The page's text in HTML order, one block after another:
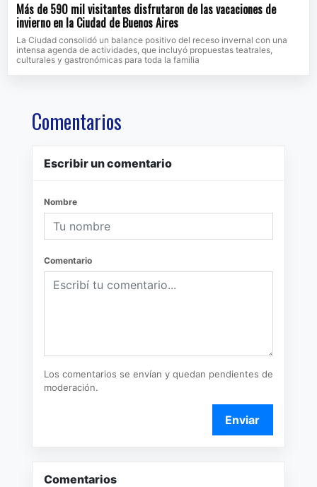
Más de 590 mil visitantes disfrutaron de las vacaciones de
invierno en la Ciudad de Buenos Aires
La Ciudad consolidó un balance positivo del receso invernal con una
intensa agenda de actividades, que incluyó propuestas teatrales,
culturales y gastronómicas para toda la familia
Comentarios
Escribir un comentario
Nombre
Comentario
Los comentarios se envían y quedan pendientes de
moderación.
Enviar
Comentarios